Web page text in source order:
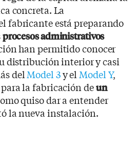
concreta. La
fabricante está preparando
procesos administrativos
han permitido conocer
distribución interior y casi
del Model 3y el Model Y,
la fabricación deun
quiso dar a entender
la nueva instalación.